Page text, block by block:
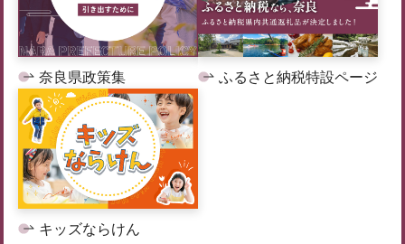
奈良県政策集 ふるさと納税特設ページ
キッズならけん